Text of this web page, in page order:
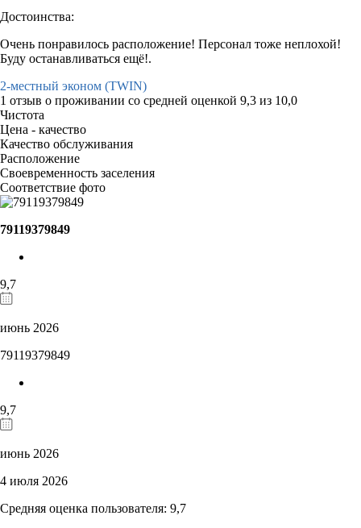
Достоинства:
Очень понравилось расположение! Персонал тоже неплохой!
Буду останавливаться ещё!.
2-местный эконом (TWIN)
1 отзыв о проживании со средней оценкой 9,3 из 10,0
Чистота
Цена - качество
Качество обслуживания
Расположение
Своевременность заселения
Соответствие фото
79119379849
9,7
июнь 2026
79119379849
9,7
июнь 2026
4 июля 2026
Средняя оценка пользователя: 9,7